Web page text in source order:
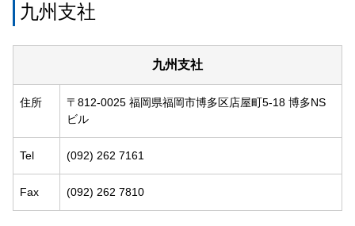
九州支社
九州支社
住所
〒812-0025 福岡県福岡市博多区店屋町5-18 博多NS
ビル
Tel (092) 262 7161
Fax (092) 262 7810